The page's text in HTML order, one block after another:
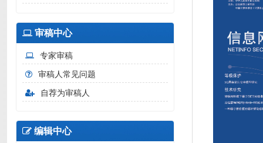
审稿中心
专家审稿
审稿人常见问题
自荐为审稿人
编辑中心